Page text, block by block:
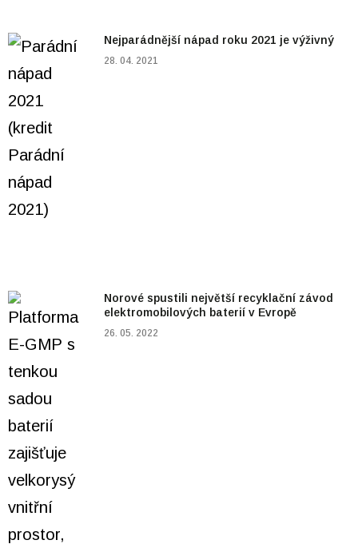
Nejparádnější nápad roku 2021 je výživný
28. 04. 2021
Norové spustili největší recyklační závod
elektromobilových baterií v Evropě
26. 05. 2022